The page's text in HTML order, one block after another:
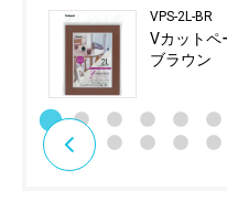
VPS-2L-BR
Vカット
ブラウン